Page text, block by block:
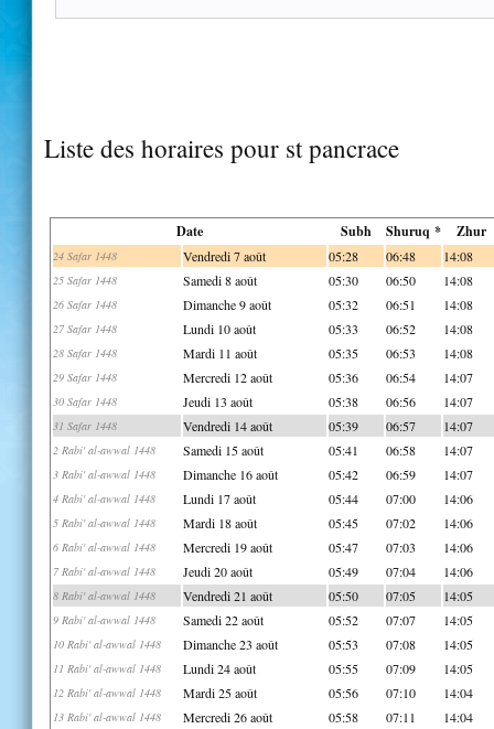
Liste des horaires pour st pancrace
Date Subh Shuruq * Zhur
24 Safar 1448 Vendredi 7 août 05:28 06:48 14:08
25 Safar 1448 Samedi 8 août 05:30 06:50 14:08
26 Safar 1448 Dimanche 9 août 05:32 06:51 14:08
27 Safar 1448 Lundi 10 août 05:33 06:52 14:08
28 Safar 1448 Mardi 11 août 05:35 06:53 14:08
29 Safar 1448 Mercredi 12 août 05:36 06:54 14:07
30 Safar 1448 Jeudi 13 août 05:38 06:56 14:07
31 Safar 1448 Vendredi 14 août 05:39 06:57 14:07
2 Rabi' al-awwal 1448 Samedi 15 août 05:41 06:58 14:07
3 Rabi' al-awwal 1448 Dimanche 16 août 05:42 06:59 14:07
4 Rabi' al-awwal 1448 Lundi 17 août 05:44 07:00 14:06
5 Rabi' al-awwal 1448 Mardi 18 août 05:45 07:02 14:06
6 Rabi' al-awwal 1448 Mercredi 19 août 05:47 07:03 14:06
7 Rabi' al-awwal 1448 Jeudi 20 août 05:49 07:04 14:06
8 Rabi' al-awwal 1448 Vendredi 21 août 05:50 07:05 14:05
9 Rabi' al-awwal 1448 Samedi 22 août 05:52 07:07 14:05
10 Rabi' al-awwal 1448 Dimanche 23 août 05:53 07:08 14:05
11 Rabi' al-awwal 1448 Lundi 24 août 05:55 07:09 14:05
12 Rabi' al-awwal 1448 Mardi 25 août 05:56 07:10 14:04
13 Rabi' al-awwal 1448 Mercredi 26 août 05:58 07:11 14:04